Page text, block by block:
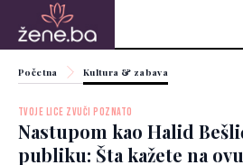
Početna Kultura & zabava
TVOJE LICE ZVUČI POZNATO
Nastupom kao Halid
publiku: Šta kažete na